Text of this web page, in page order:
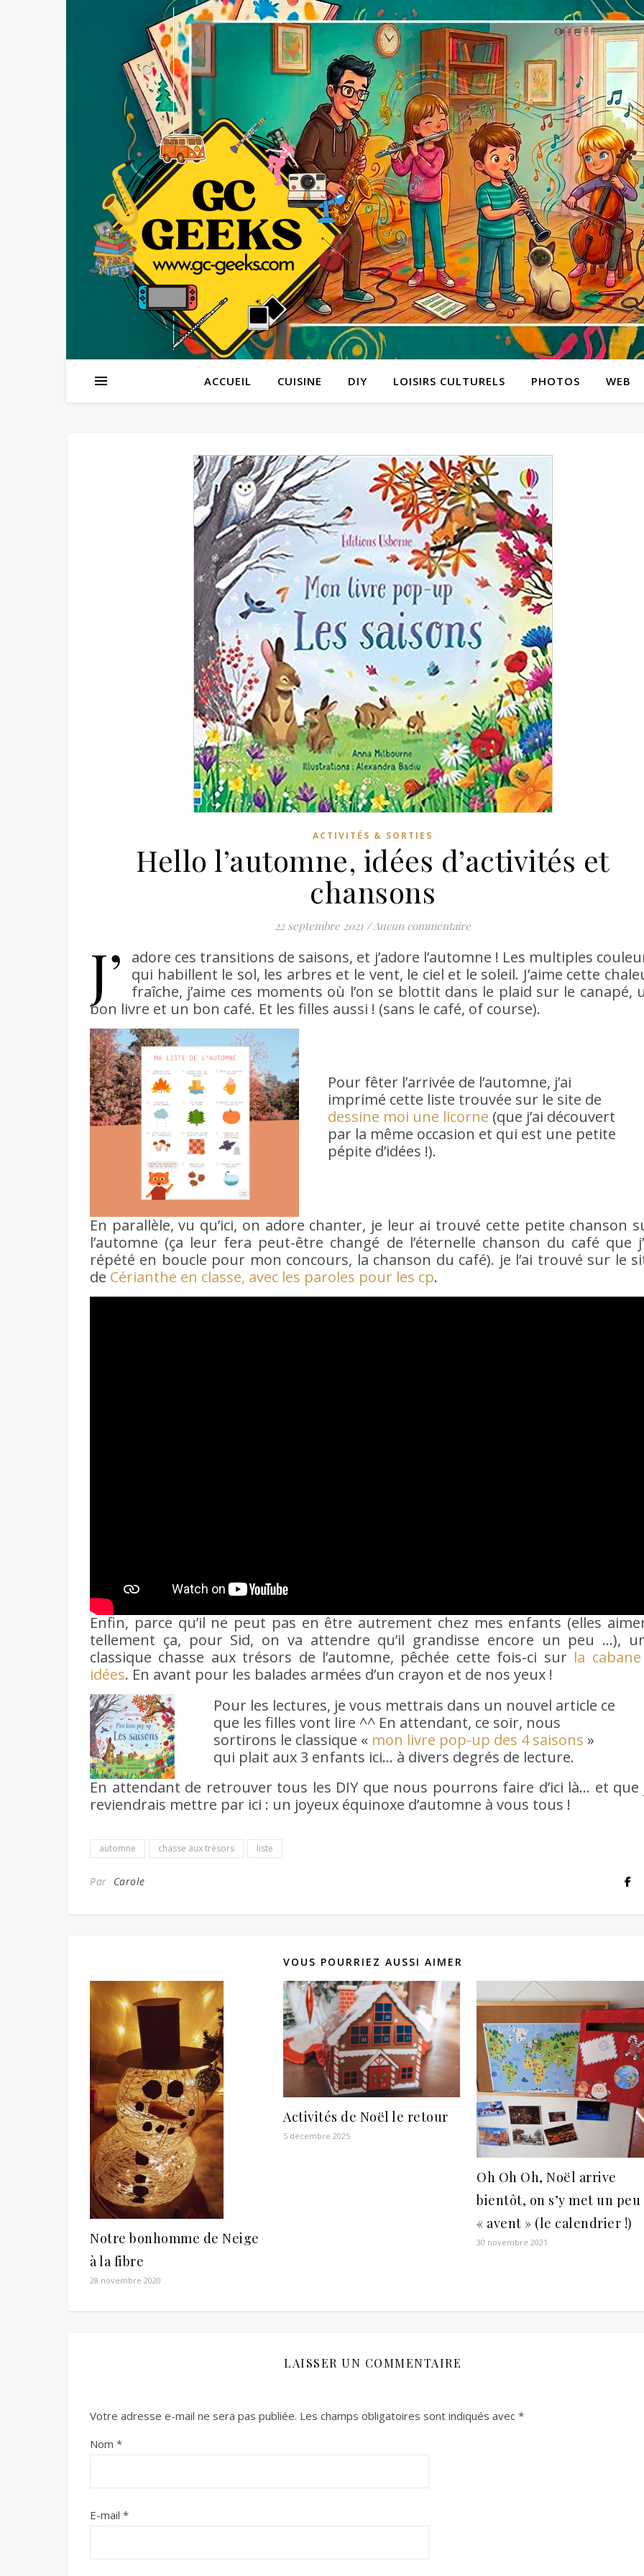
ACCUEIL CUISINE DIY LOISIRS CULTURELS PHOTOS WEB
ACTIVITÉS & SORTIES
Hello l’automne, idées d’activités et
chansons
22 septembre 2021 /Aucun commentaire
J’
adore ces transitions de saisons, et j’adore l’automne ! Les multiples
qui habillent le sol, les arbres et le vent, le ciel et le soleil. J’aime cette
fraîche, j’aime ces moments où l’on se blottit dans le plaid sur le canapé,
bon livre et un bon café. Et les filles aussi ! (sans le café, of course).
Pour fêter l’arrivée de l’automne, j’ai
imprimé cette liste trouvée sur le site de
dessine moi une licorne (que j’ai découvert
par la même occasion et qui est une petite
pépite d’idées !).
En parallèle, vu qu’ici, on adore chanter, je leur ai trouvé cette petite chanson
l’automne (ça leur fera peut-être changé de l’éternelle chanson du café que
répété en boucle pour mon concours, la chanson du café). je l’ai trouvé sur le
de Cérianthe en classe, avec les paroles pour les cp.
Enfin, parce qu’il ne peut pas en être autrement chez mes enfants (elles
tellement ça, pour Sid, on va attendre qu’il grandisse encore un peu …),
classique chasse aux trésors de l’automne, pêchée cette fois-ci sur la
idées. En avant pour les balades armées d’un crayon et de nos yeux !
Pour les lectures, je vous mettrais dans un nouvel article ce
que les filles vont lire ^^ En attendant, ce soir, nous
sortirons le classique « mon livre pop-up des 4 saisons »
qui plait aux 3 enfants ici… à divers degrés de lecture.
En attendant de retrouver tous les DIY que nous pourrons faire d’ici là… et que
reviendrais mettre par ici : un joyeux équinoxe d’automne à vous tous !
automne chasse aux trésors liste
Par Carole
VOUS POURRIEZ AUSSI AIMER
Notre bonhomme de Neige
à la fibre
28 novembre 2020
Activités de Noël le retour
5 décembre 2025
Oh Oh Oh, Noël arrive
bientôt, on s’y met un peu
« avent » (le calendrier !)
30 novembre 2021
LAISSER UN COMMENTAIRE
Votre adresse e-mail ne sera pas publiée. Les champs obligatoires sont indiqués avec *
Nom *
E-mail *